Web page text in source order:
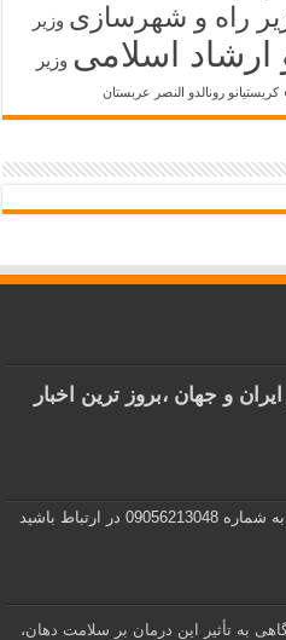
راه و شهرسازی وزیر
ارشاد اسلامی وزیر
کریستیانو رونالدو النصر عربستان
و جهان ،بروز ترین اخبار
ارتباط باشید
به تأثیر این درمان بر سلامت دهان،